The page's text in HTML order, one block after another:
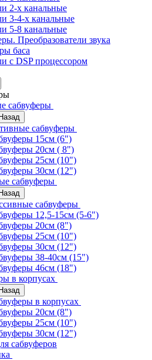
2-х канальные
3-4-х канальные
5-8 канальные
Преобразователи звука
баса
с DSP процессором
сабвуферы
Назад
сабвуферы
15см (6")
20см ( 8")
25см (10")
30см (12")
сабвуферы
Назад
сабвуферы
12,5-15см (5-6")
20см (8")
25см (10")
30см (12")
38-40см (15")
46см (18")
в корпусах
Назад
в корпусах
20см (8")
25см (10")
30см (12")
сабвуферов